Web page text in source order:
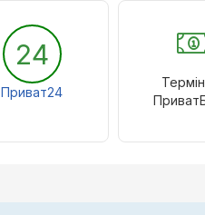
24
Приват24